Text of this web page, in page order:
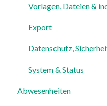
Vorlagen, Dateien &
Export
Datenschutz,
System & Status
Abwesenheiten